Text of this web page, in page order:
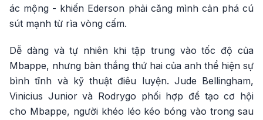
ác mộng - khiến Ederson phải căng mình cản phá cú
sút mạnh từ rìa vòng cấm.
Dễ dàng và tự nhiên khi tập trung vào tốc độ của
Mbappe, nhưng bàn thắng thứ hai của anh thể hiện sự
bình tĩnh và kỹ thuật điêu luyện. Jude Bellingham,
Vinicius Junior và Rodrygo phối hợp để tạo cơ hội
cho Mbappe, người khéo léo kéo bóng vào trong sau